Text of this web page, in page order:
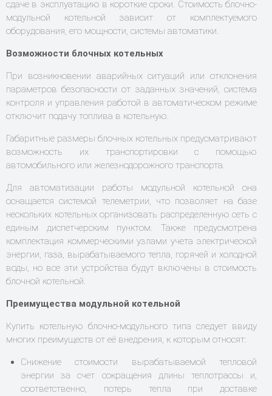
сдаче в эксплуатацию в короткие сроки. Стоимость блочно-
модульной котельной зависит от комплектуемого
оборудования, его мощности, системы автоматики.
Возможности блочных котельных
При возникновении аварийных ситуаций или отклонения
параметров безопасности от заданных значений, система
контроля и управления работой в автоматическом режиме
отключит подачу топлива в котельную.
Габаритные размеры блочных котельных предусматривают
возможность их транспортировки с помощью
автомобильного или железнодорожного транспорта.
Для автоматизации работы модульной котельной она
оснащается системой телеметрии, что позволяет на базе
нескольких котельных организовать распределенную сеть с
единым диспетчерским пунктом. Также предусмотрена
комплектация коммерческими узлами учета электрической
энергии, газа, вырабатываемого тепла, горячей и холодной
воды, но все эти устройства будут включены в стоимость
блочной котельной.
Преимущества модульной котельной
Купить котельную блочно-модульного типа следует ввиду
многих преимуществ от её внедрения, к которым относят:
Снижение стоимости вырабатываемой тепловой
энергии за счет сокращения длины теплотрассы и,
соответственно, потерь тепла при доставке